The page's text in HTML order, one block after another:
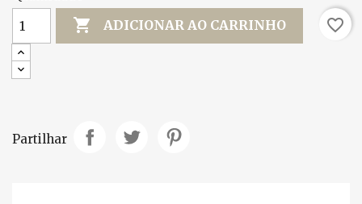
 ADICIONAR AO CARRINHO favorite_border
Partilhar